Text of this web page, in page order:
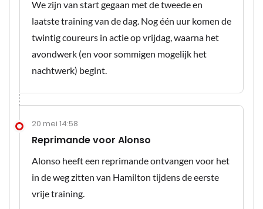
We zijn van start gegaan met de tweede en
laatste training van de dag. Nog één uur komen de
twintig coureurs in actie op vrijdag, waarna het
avondwerk (en voor sommigen mogelijk het
nachtwerk) begint.
20 mei 14:58
Reprimande voor Alonso
Alonso heeft een reprimande ontvangen voor het
in de weg zitten van Hamilton tijdens de eerste
vrije training.